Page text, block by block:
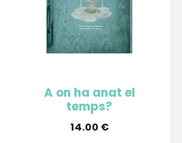
A on ha anat el
temps?
14.00 €